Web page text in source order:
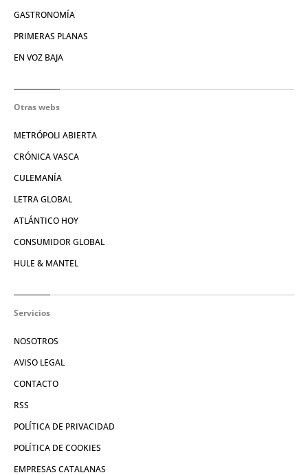
GASTRONOMÍA
PRIMERAS PLANAS
EN VOZ BAJA
Otras webs
METRÓPOLI ABIERTA
CRÓNICA VASCA
CULEMANÍA
LETRA GLOBAL
ATLÁNTICO HOY
CONSUMIDOR GLOBAL
HULE & MANTEL
Servicios
NOSOTROS
AVISO LEGAL
CONTACTO
RSS
POLÍTICA DE PRIVACIDAD
POLÍTICA DE COOKIES
EMPRESAS CATALANAS